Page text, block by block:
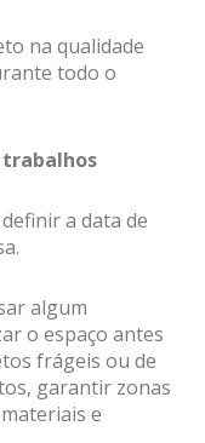
na qualidade
todo o
trabalhos
a data de
algum
o espaço antes
frágeis ou de
garantir zonas
e